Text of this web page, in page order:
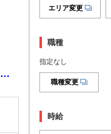
エリア変更
職種
指定なし
職種変更
時給